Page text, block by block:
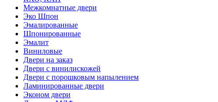
Межкомнатные двери
Эко Шпон
Эмалированные
Шпонированные
Эмалит
Виниловые
Двери на заказ
Двери с винилискожей
Двери с порошковым напылением
Ламинированные двери
Эконом двери